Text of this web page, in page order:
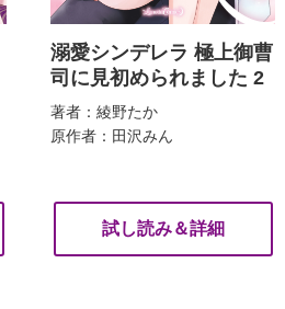
溺愛シンデレラ 極上御曹
司に見初められました 2
著者：綾野たか
原作者：田沢みん
試し読み＆詳細